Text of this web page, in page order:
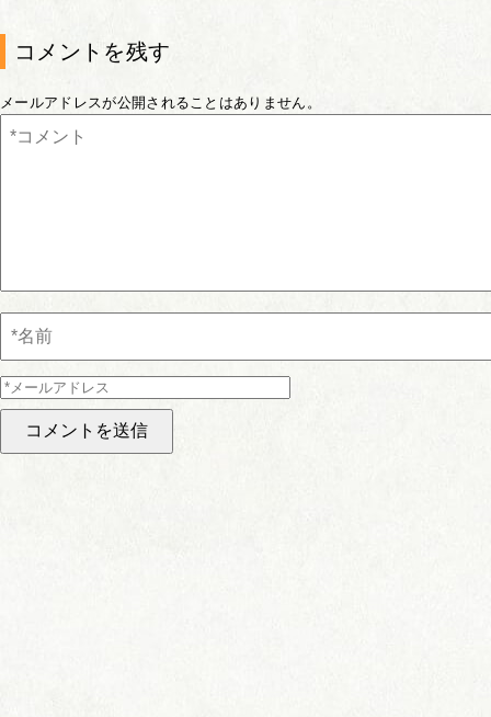
コメントを残す
メールアドレスが公開されることはありません。